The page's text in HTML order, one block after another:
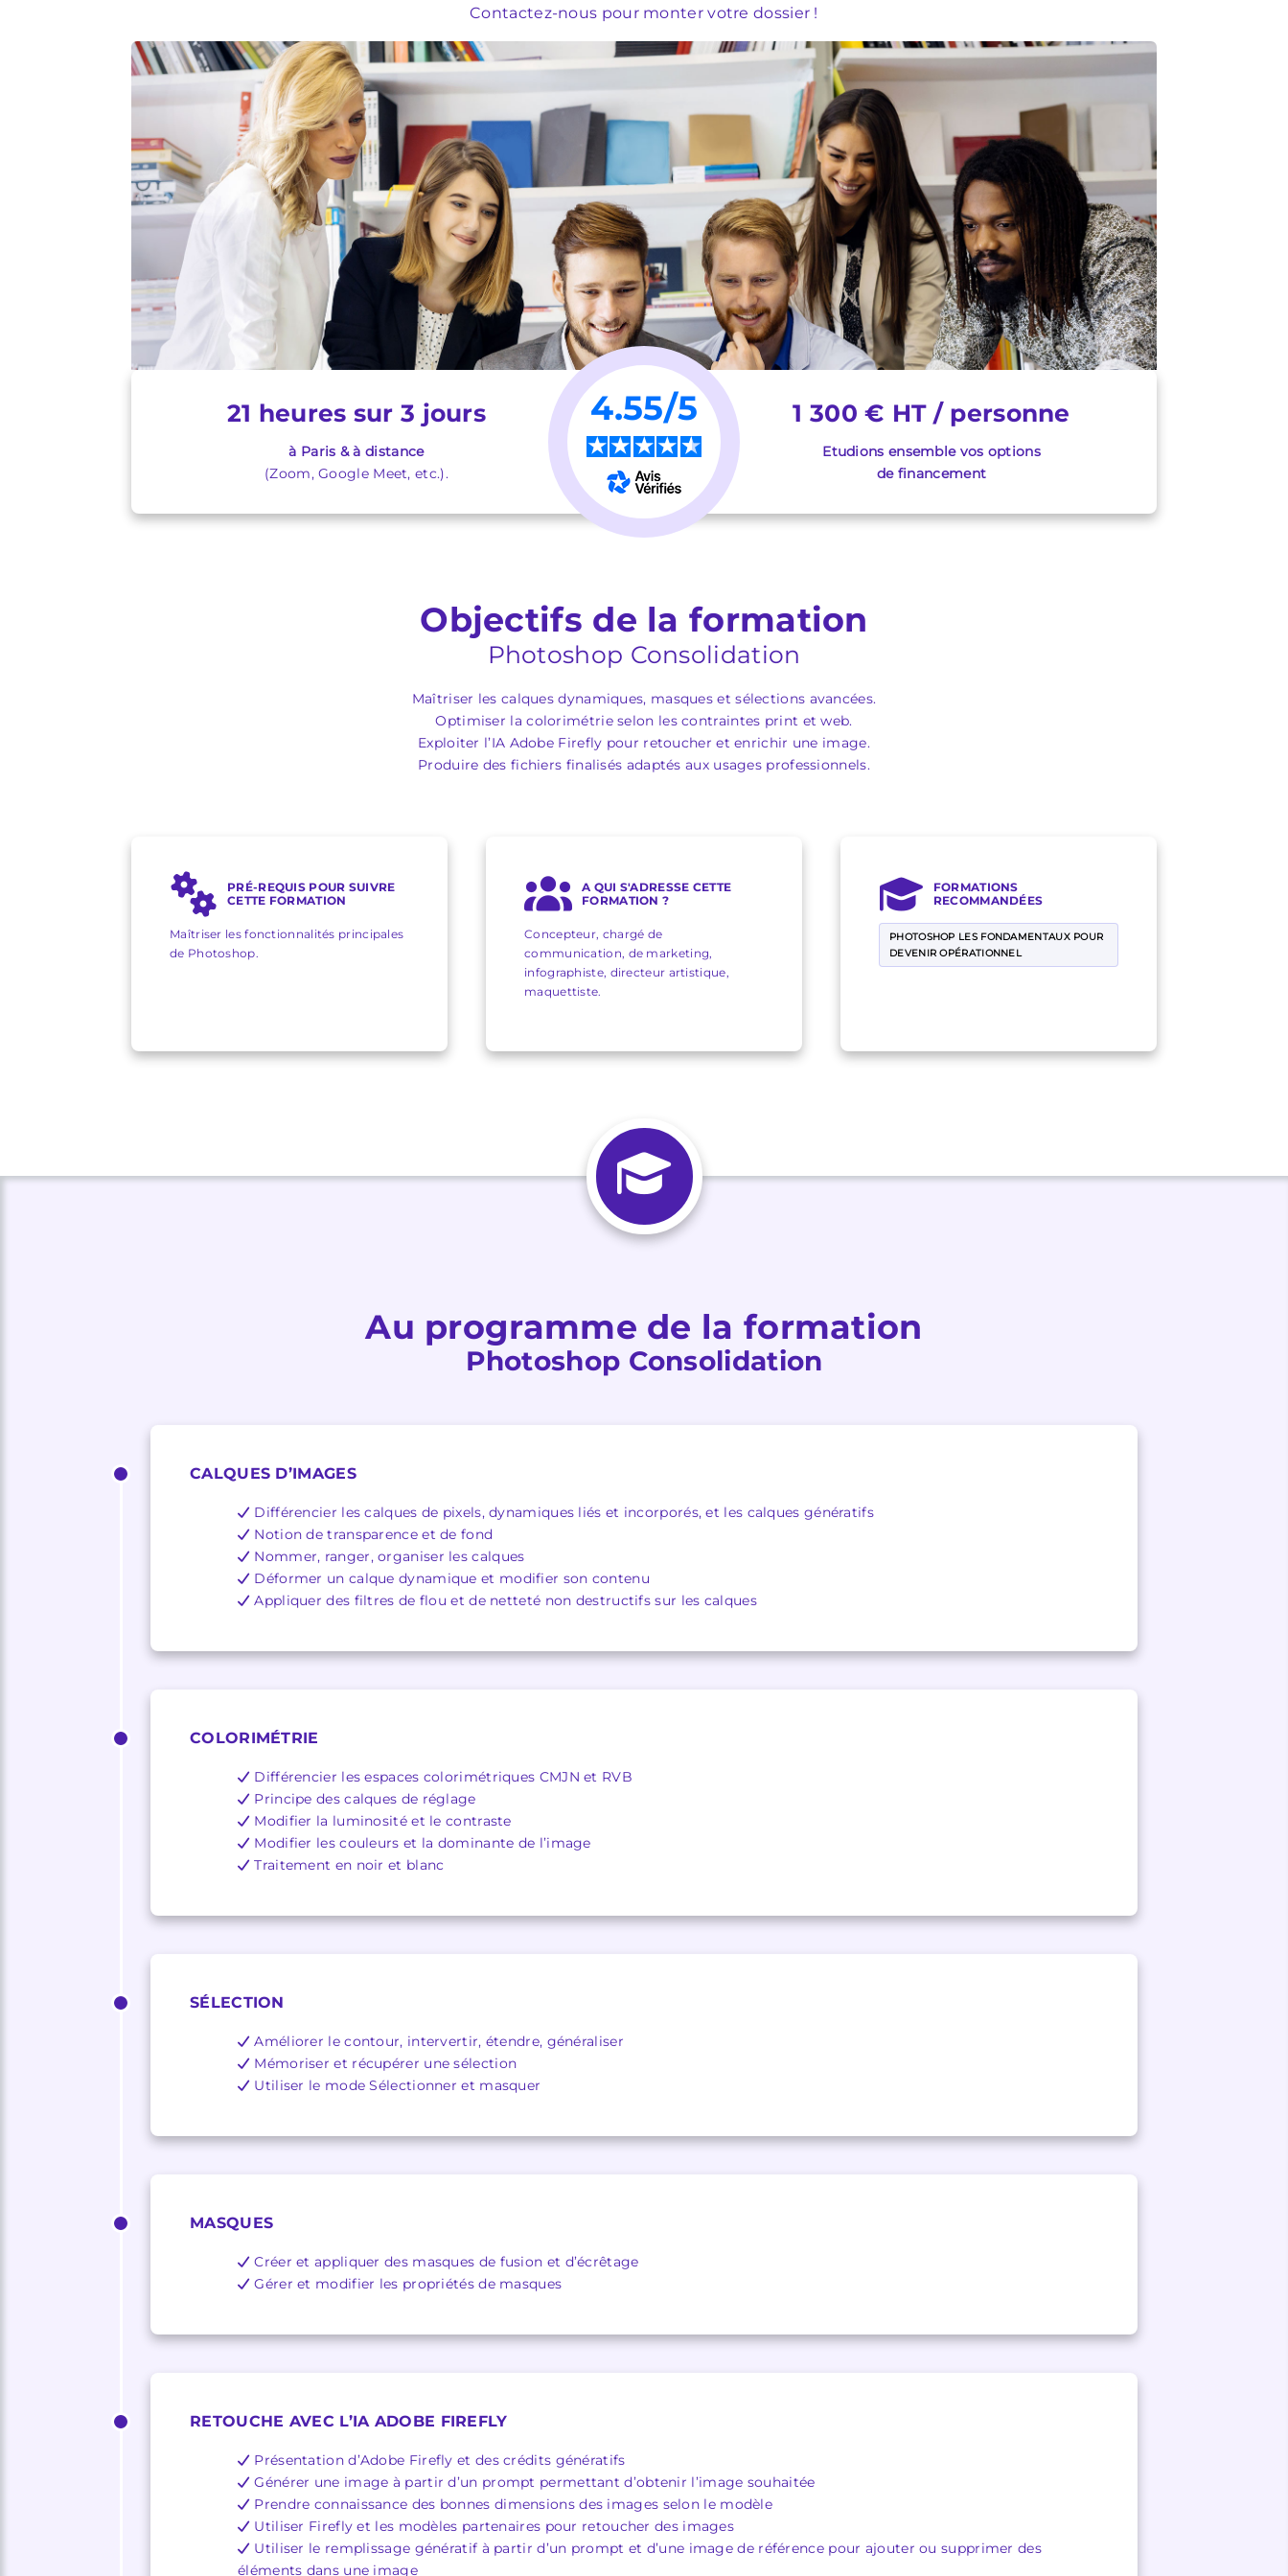
Contactez-nous pour monter votre dossier !
21 heures sur 3 jours
à Paris & à distance
(Zoom, Google Meet, etc.).
4.55/5
★★★★★
1 300 € HT / personne
Etudions ensemble vos options
de financement
Objectifs de la formation
Photoshop Consolidation
Maîtriser les calques dynamiques, masques et sélections avancées.
Optimiser la colorimétrie selon les contraintes print et web.
Exploiter l’IA Adobe Firefly pour retoucher et enrichir une image.
Produire des fichiers finalisés adaptés aux usages professionnels.
PRÉ-REQUIS POUR SUIVRE
CETTE FORMATION
Maîtriser les fonctionnalités principales
de Photoshop.
A QUI S'ADRESSE CETTE
FORMATION ?
Concepteur, chargé de
communication, de marketing,
infographiste, directeur artistique,
maquettiste.
FORMATIONS
RECOMMANDÉES
PHOTOSHOP LES FONDAMENTAUX POUR
DEVENIR OPÉRATIONNEL
Au programme de la formation
Photoshop Consolidation
CALQUES D’IMAGES
Différencier les calques de pixels, dynamiques liés et incorporés, et les calques génératifs
Notion de transparence et de fond
Nommer, ranger, organiser les calques
Déformer un calque dynamique et modifier son contenu
Appliquer des filtres de flou et de netteté non destructifs sur les calques
COLORIMÉTRIE
Différencier les espaces colorimétriques CMJN et RVB
Principe des calques de réglage
Modifier la luminosité et le contraste
Modifier les couleurs et la dominante de l’image
Traitement en noir et blanc
SÉLECTION
Améliorer le contour, intervertir, étendre, généraliser
Mémoriser et récupérer une sélection
Utiliser le mode Sélectionner et masquer
MASQUES
Créer et appliquer des masques de fusion et d’écrêtage
Gérer et modifier les propriétés de masques
RETOUCHE AVEC L’IA ADOBE FIREFLY
Présentation d’Adobe Firefly et des crédits génératifs
Générer une image à partir d’un prompt permettant d’obtenir l’image souhaitée
Prendre connaissance des bonnes dimensions des images selon le modèle
Utiliser Firefly et les modèles partenaires pour retoucher des images
Utiliser le remplissage génératif à partir d’un prompt et d’une image de référence pour ajouter ou supprimer des
éléments dans une image